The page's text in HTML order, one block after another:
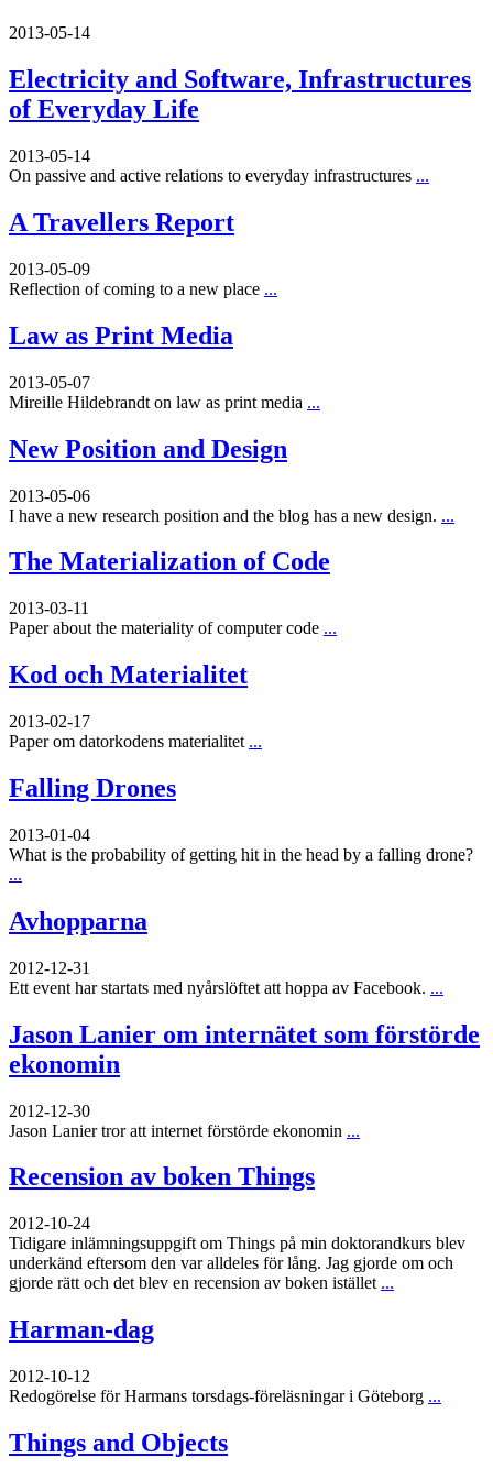
2013-05-14
Electricity and Software, Infrastructures
of Everyday Life
2013-05-14
On passive and active relations to everyday infrastructures ...
A Travellers Report
2013-05-09
Reflection of coming to a new place ...
Law as Print Media
2013-05-07
Mireille Hildebrandt on law as print media ...
New Position and Design
2013-05-06
I have a new research position and the blog has a new design. ...
The Materialization of Code
2013-03-11
Paper about the materiality of computer code ...
Kod och Materialitet
2013-02-17
Paper om datorkodens materialitet ...
Falling Drones
2013-01-04
What is the probability of getting hit in the head by a falling drone?
...
Avhopparna
2012-12-31
Ett event har startats med nyårslöftet att hoppa av Facebook. ...
Jason Lanier om internätet som förstörde
ekonomin
2012-12-30
Jason Lanier tror att internet förstörde ekonomin ...
Recension av boken Things
2012-10-24
Tidigare inlämningsuppgift om Things på min doktorandkurs blev
underkänd eftersom den var alldeles för lång. Jag gjorde om och
gjorde rätt och det blev en recension av boken istället ...
Harman-dag
2012-10-12
Redogörelse för Harmans torsdags-föreläsningar i Göteborg ...
Things and Objects